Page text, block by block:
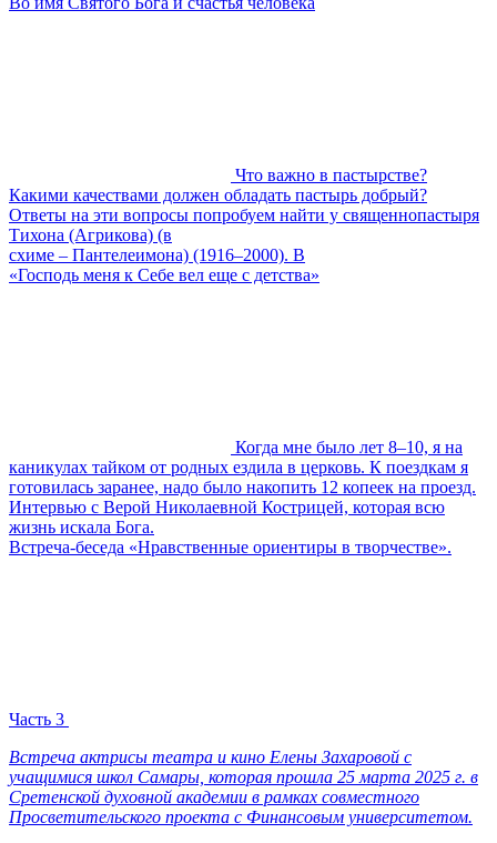
Что важно в пастырстве?
Какими качествами должен обладать пастырь добрый?
Ответы на эти вопросы попробуем найти у священнопастыря
Тихона (Агрикова) (в
схиме – Пантелеимона) (1916–2000). В
«Господь меня к Себе вел еще с детства»
Когда мне было лет 8–10, я на
каникулах тайком от родных ездила в церковь. К поездкам я
готовилась заранее, надо было накопить 12 копеек на проезд.
Интервью с Верой Николаевной Кострицей, которая всю
жизнь искала Бога.
Встреча-беседа «Нравственные ориентиры в творчестве».
Часть 3
Встреча актрисы театра и кино Елены Захаровой с
учащимися школ Самары, которая прошла 25 марта 2025 г. в
Сретенской духовной академии в рамках совместного
Просветительского проекта с Финансовым университетом.